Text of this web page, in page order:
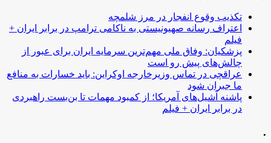
تکذیب وقوع انفجار در مرز شلمچه
اعتراف رسانه صهیونیستی به ناکامی ترامپ در برابر ایران +
فیلم
پزشکیان: وفاق ملی مهم‌ترین سرمایه ایران برای عبور از
چالش‌های پیش رو است
عراقچی در تماس وزیرخارجه اوکراین: باید خسارات به منافع
ما جبران شود
پاشنه آشیل‌های آمریکا؛ از کمبود مهمات تا بن‌بست راهبردی
در برابر ایران + فیلم
.